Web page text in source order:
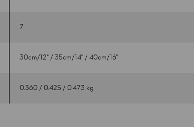
7
30cm/12" / 35cm/14" / 40cm/16"
0.360 / 0.425 / 0.473 kg